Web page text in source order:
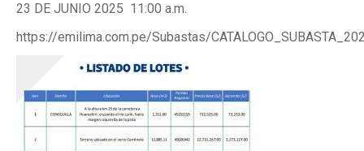
23 DE JUNIO 2025 11:00 a.m.
https://emilima.com.pe/Subastas/